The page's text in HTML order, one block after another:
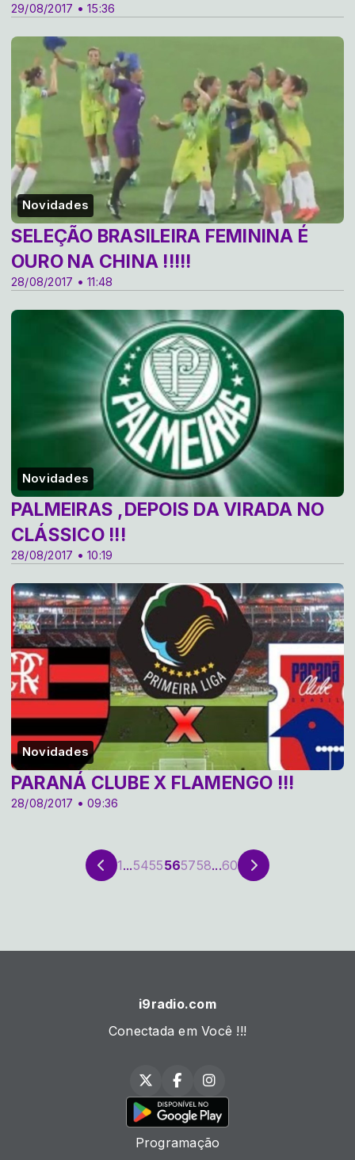
29/08/2017 • 15:36
Novidades
28/08/2017 • 11:48
SELEÇÃO BRASILEIRA FEMININA É
OURO NA CHINA !!!!!
Novidades
28/08/2017 • 10:19
PALMEIRAS ,DEPOIS DA VIRADA NO
CLÁSSICO !!!
Novidades
28/08/2017 • 09:36
PARANÁ CLUBE X FLAMENGO !!!
1...5455565758...60
i9radio.com
Conectada em Você !!!
Programação